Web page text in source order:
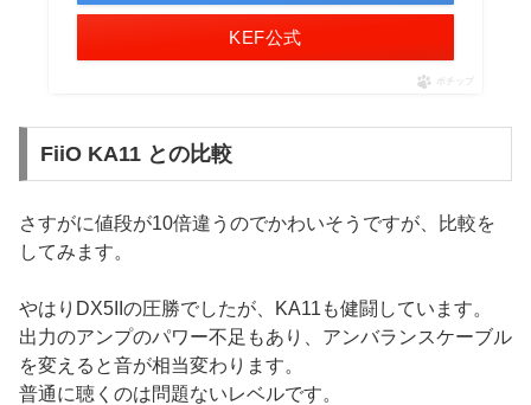
KEF公式
ポチップ
FiiO KA11 との比較
さすがに値段が10倍違うのでかわいそうですが、比較を
してみます。
やはりDX5IIの圧勝でしたが、KA11も健闘しています。
出力のアンプのパワー不足もあり、アンバランスケーブル
を変えると音が相当変わります。
普通に聴くのは問題ないレベルです。